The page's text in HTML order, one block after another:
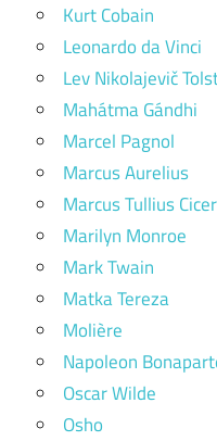
Kurt Cobain
Leonardo da Vinci
Lev Nikolajevič
Mahátma Gándhi
Marcel Pagnol
Marcus Aurelius
Marcus Tullius
Marilyn Monroe
Mark Twain
Matka Tereza
Molière
Napoleon
Oscar Wilde
Osho